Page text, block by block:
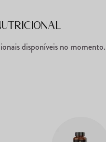
disponíveis no momento.